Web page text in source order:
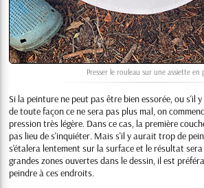
Presser le rouleau sur une assiette en
Si la peinture ne peut pas être bien essorée, ou s'il
de toute façon ce ne sera pas plus mal, on
pression très légère. Dans ce cas, la première
pas lieu de s'inquiéter. Mais s'il y aurait trop de
s'étalera lentement sur la surface et le résultat sera
grandes zones ouvertes dans le dessin, il est
peindre à ces endroits.